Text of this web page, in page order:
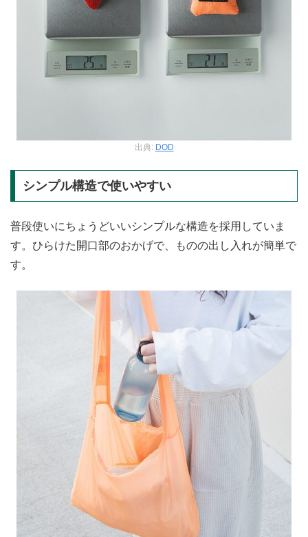
出典: DOD
シンプル構造で使いやすい
普段使いにちょうどいいシンプルな構造を採用していま
す。ひらけた開口部のおかげで、ものの出し入れが簡単で
す。